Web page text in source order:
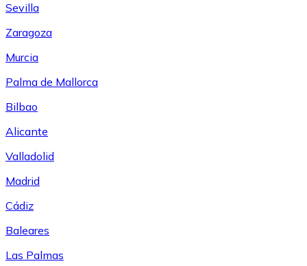
Sevilla
Zaragoza
Murcia
Palma de Mallorca
Bilbao
Alicante
Valladolid
Madrid
Cádiz
Baleares
Las Palmas